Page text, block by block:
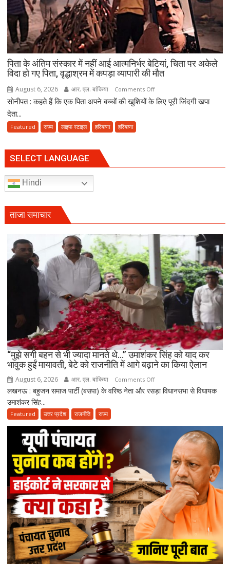
आखिर
चुनाव
में
देरी
क्यों?
नवंबर
तक
पूरा
करना
पिता के अंतिम संस्कार में नहीं आई आत्मनिर्भर बेटियां, चिता पर अकेले
विदा हो गए पिता, वृद्धाश्रम में कपड़ा व्यापारी की मौत
August 6, 2026 आर. एल. बांकिया Comments Offon
पिता
आई
अकेले
विदा
पिता,
वृद्धाश्रम
में
कपड़ा
व्यापारी
मौत
सोनीपत : कहते हैं कि एक पिता अपने बच्चों की खुशियों के लिए पूरी जिंदगी खपा
देता...
Featured राज्य लाइफ स्टाइल हरियाणा हरियाणा
SELECT LANGUAGE
Hindi
ताजा समाचार
“मुझे सगी बहन से भी ज्यादा मानते थे…” उमाशंकर सिंह को याद कर
भावुक हुईं मायावती, बेटे को राजनीति में आगे बढ़ाने का किया ऐलान
August 6, 2026 आर. एल. बांकिया Comments Offon
“मुझे
उमाशंकर
सिंह
को
याद
कर
भावुक
हुईं
मायावती,
लखनऊ : बहुजन समाज पार्टी (बसपा) के वरिष्ठ नेता और रसड़ा विधानसभा से विधायक
उमाशंकर सिंह...
Featured उत्तर प्रदेश राजनीति राज्य